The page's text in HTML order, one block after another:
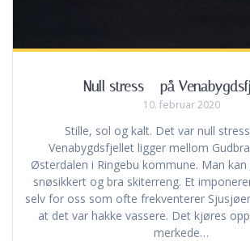
Null stress – på
10. februar 2020
Stille, sol og kalt. Det var null
Venabygdsfjellet ligger mellom
Østerdalen i Ringebu kommune. Man
snøsikkert og bra skiterreng. Et
selv for oss som ofte frekventerer
at det var hakke vassere. Det kjøres
merkede…